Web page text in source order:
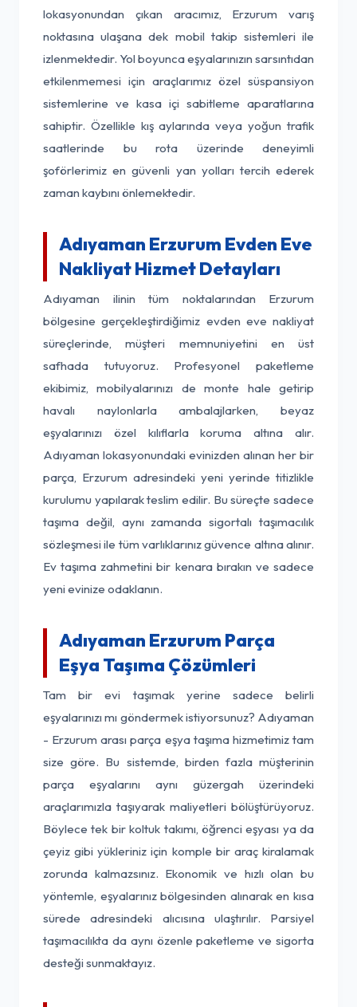
lokasyonundan çıkan aracımız, Erzurum varış
noktasına ulaşana dek mobil takip sistemleri ile
izlenmektedir. Yol boyunca eşyalarınızın sarsıntıdan
etkilenmemesi için araçlarımız özel süspansiyon
sistemlerine ve kasa içi sabitleme aparatlarına
sahiptir. Özellikle kış aylarında veya yoğun trafik
saatlerinde bu rota üzerinde deneyimli
şoförlerimiz en güvenli yan yolları tercih ederek
zaman kaybını önlemektedir.
Adıyaman Erzurum Evden Eve
Nakliyat Hizmet Detayları
Adıyaman ilinin tüm noktalarından Erzurum
bölgesine gerçekleştirdiğimiz evden eve nakliyat
süreçlerinde, müşteri memnuniyetini en üst
safhada tutuyoruz. Profesyonel paketleme
ekibimiz, mobilyalarınızı de monte hale getirip
havalı naylonlarla ambalajlarken, beyaz
eşyalarınızı özel kılıflarla koruma altına alır.
Adıyaman lokasyonundaki evinizden alınan her bir
parça, Erzurum adresindeki yeni yerinde titizlikle
kurulumu yapılarak teslim edilir. Bu süreçte sadece
taşıma değil, aynı zamanda sigortalı taşımacılık
sözleşmesi ile tüm varlıklarınız güvence altına alınır.
Ev taşıma zahmetini bir kenara bırakın ve sadece
yeni evinize odaklanın.
Adıyaman Erzurum Parça
Eşya Taşıma Çözümleri
Tam bir evi taşımak yerine sadece belirli
eşyalarınızı mı göndermek istiyorsunuz? Adıyaman
- Erzurum arası parça eşya taşıma hizmetimiz tam
size göre. Bu sistemde, birden fazla müşterinin
parça eşyalarını aynı güzergah üzerindeki
araçlarımızla taşıyarak maliyetleri bölüştürüyoruz.
Böylece tek bir koltuk takımı, öğrenci eşyası ya da
çeyiz gibi yükleriniz için komple bir araç kiralamak
zorunda kalmazsınız. Ekonomik ve hızlı olan bu
yöntemle, eşyalarınız bölgesinden alınarak en kısa
sürede adresindeki alıcısına ulaştırılır. Parsiyel
taşımacılıkta da aynı özenle paketleme ve sigorta
desteği sunmaktayız.